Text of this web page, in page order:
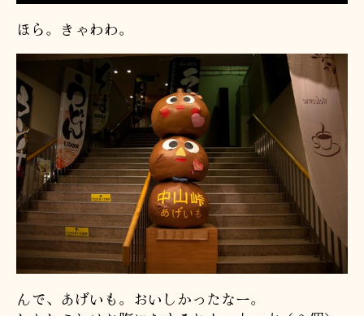
ほら。きゃわわ。
んで、あげいも。おいしかったなー。